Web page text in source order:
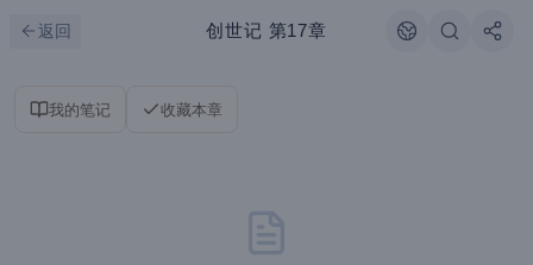
返回 创世记 第17章
我的笔记 收藏本章